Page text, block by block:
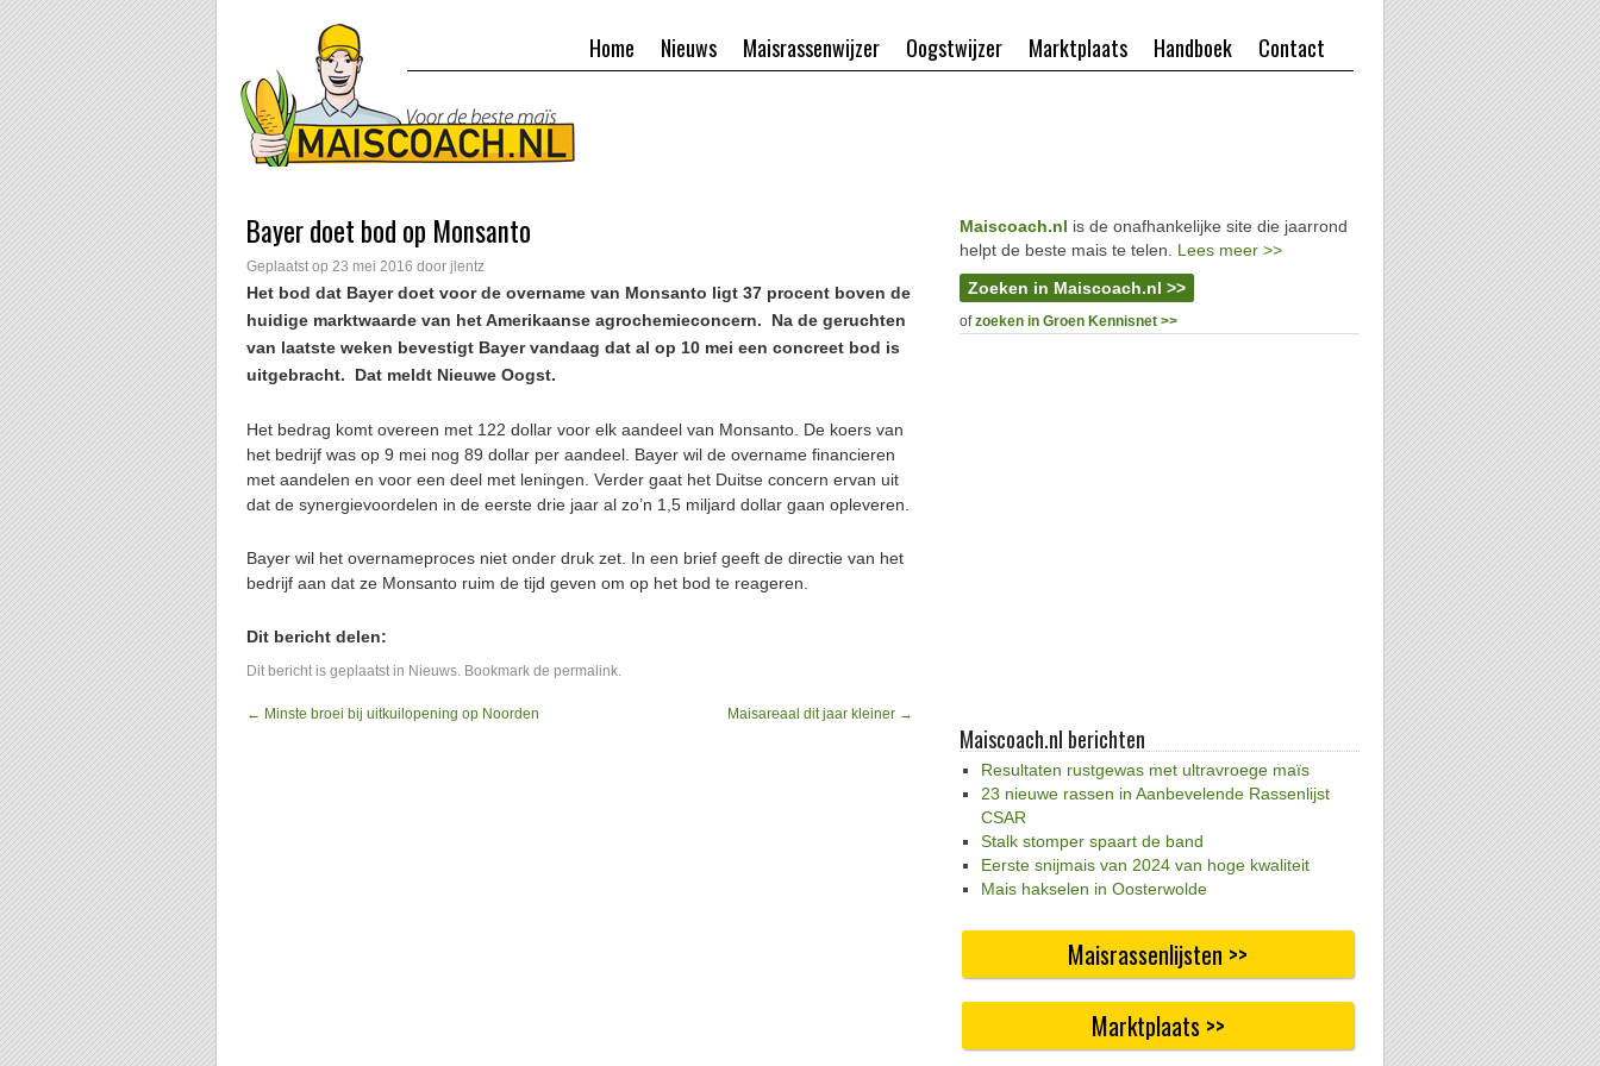
Contact
Handboek
Marktplaats
Oogstwijzer
Maisrassenwijzer
Nieuws
Home
Bayer doet bod op Monsanto
Geplaatst op 23 mei 2016 door jlentz
Het bod dat Bayer doet voor de overname van Monsanto ligt 37 procent boven de
huidige marktwaarde van het Amerikaanse agrochemieconcern.
Na de geruchten
van laatste weken bevestigt Bayer vandaag dat al op 10 mei een concreet bod is
uitgebracht. Dat meldt Nieuwe Oogst.
Het bedrag komt overeen met 122 dollar voor elk aandeel van Monsanto. De koers van
het bedrijf was op 9 mei nog 89 dollar per aandeel. Bayer wil de overname financieren
met aandelen en voor een deel met leningen. Verder gaat het Duitse concern ervan uit
dat de synergievoordelen in de eerste drie jaar al zo’n 1,5 miljard dollar gaan opleveren.
Bayer wil het overnameproces niet onder druk zet. In een brief geeft de directie van het
bedrijf aan dat ze Monsanto ruim de tijd geven om op het bod te reageren.
Dit bericht delen:
Dit bericht is geplaatst in Nieuws. Bookmark de permalink.
← Minste broei bij uitkuilopening op Noorden Maisareaal dit jaar kleiner →
Maiscoach.nl is de onafhankelijke site die jaarrond
helpt de beste mais te telen. Lees meer >>
Zoeken in Maiscoach.nl >>
ofzoeken in Groen Kennisnet >>
Maiscoach.nl berichten
Resultaten rustgewas met ultravroege maïs
23 nieuwe rassen in Aanbevelende Rassenlijst
CSAR
Stalk stomper spaart de band
Eerste snijmais van 2024 van hoge kwaliteit
Mais hakselen in Oosterwolde
Maisrassenlijsten >>
Marktplaats >>